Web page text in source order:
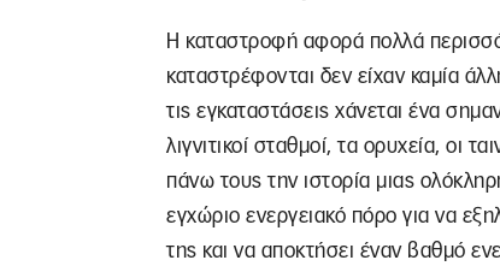
Η καταστροφή αφορά πολλά
καταστρέφονται δεν είχαν καμία
τις εγκαταστάσεις χάνεται ένα
λιγνιτικοί σταθμοί, τα ορυχεία, οι
πάνω τους την ιστορία μιας
εγχώριο ενεργειακό πόρο για να
της και να αποκτήσει έναν βαθμό